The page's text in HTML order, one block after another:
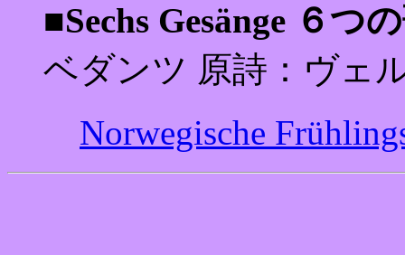
■Sechs Gesänge ６つ
ベダンツ 原詩：ヴェ
Norwegische